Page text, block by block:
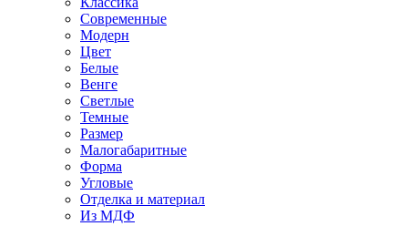
Современные
Модерн
Цвет
Белые
Венге
Светлые
Темные
Размер
Малогабаритные
Форма
Угловые
Отделка и материал
Из МДФ